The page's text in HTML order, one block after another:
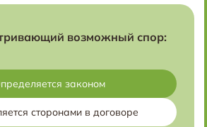
возможный спор:
законом
сторонами в договоре